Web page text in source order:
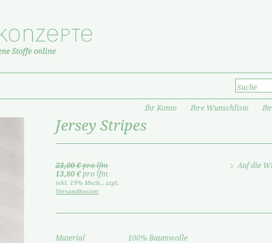
Ihr Konto Ihre Wunschliste
Jersey Stripes
Auf die
23,00 €pro lfm
13,80 €pro lfm
inkl. 19% MwSt., zzgl.
Versandkosten
Material
100% Baumwolle